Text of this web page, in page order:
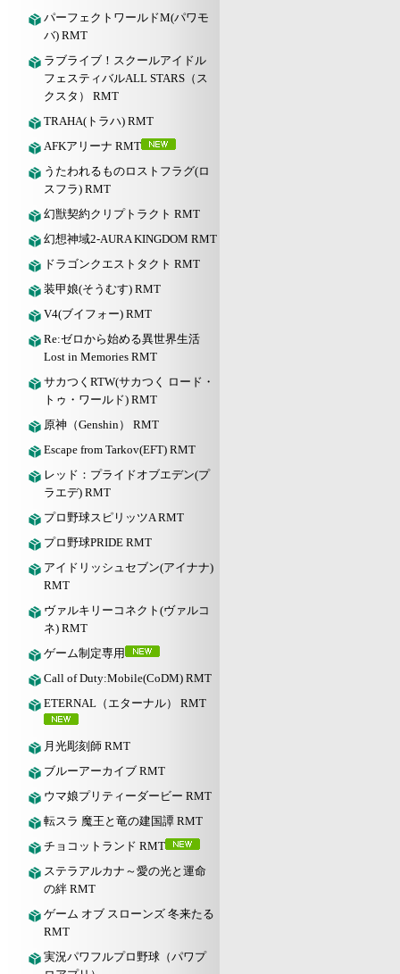
パーフェクトワールドM(パワモ
バ) RMT
ラブライブ！スクールアイドル
フェスティバルALL STARS（ス
クスタ） RMT
TRAHA(トラハ) RMT
AFKアリーナ RMT
うたわれるものロストフラグ(ロ
スフラ) RMT
幻獣契約クリプトラクト RMT
幻想神域2-AURA KINGDOM RMT
ドラゴンクエストタクト RMT
装甲娘(そうむす) RMT
V4(ブイフォー) RMT
Re:ゼロから始める異世界生活
Lost in Memories RMT
サカつくRTW(サカつく ロード・
トゥ・ワールド) RMT
原神（Genshin） RMT
Escape from Tarkov(EFT) RMT
レッド：プライドオブエデン(プ
ラエデ) RMT
プロ野球スピリッツA RMT
プロ野球PRIDE RMT
アイドリッシュセブン(アイナナ)
RMT
ヴァルキリーコネクト(ヴァルコ
ネ) RMT
ゲーム制定専用
Call of Duty:Mobile(CoDM) RMT
ETERNAL（エターナル） RMT
月光彫刻師 RMT
ブルーアーカイブ RMT
ウマ娘プリティーダービー RMT
転スラ 魔王と竜の建国譚 RMT
チョコットランド RMT
ステラアルカナ～愛の光と運命
の絆 RMT
ゲーム オブ スローンズ 冬来たる
RMT
実況パワフルプロ野球（パワプ